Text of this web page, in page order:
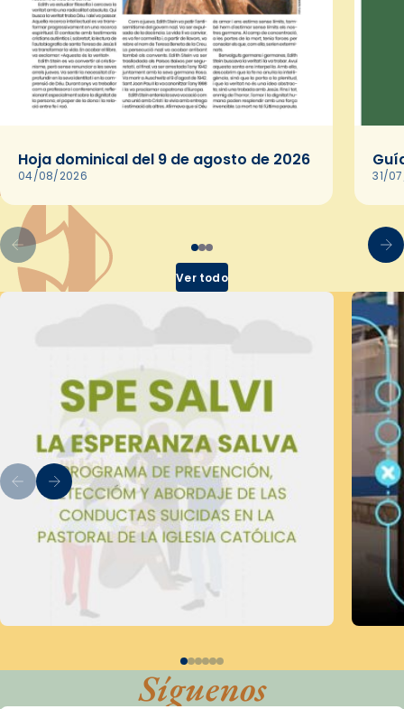
Hoja dominical del 9 de agosto de 2026
04/08/2026 31/
Ver todo
Síguenos